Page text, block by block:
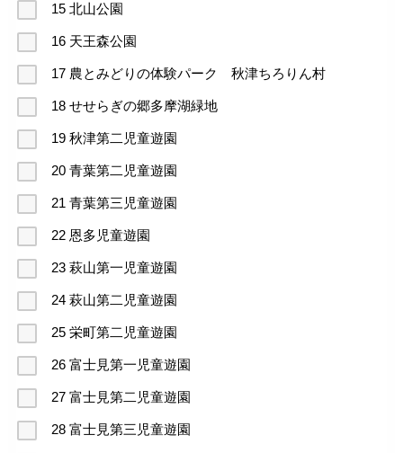
15 北山公園
16 天王森公園
17 農とみどりの体験パーク 秋津ちろりん村
18 せせらぎの郷多摩湖緑地
19 秋津第二児童遊園
20 青葉第二児童遊園
21 青葉第三児童遊園
22 恩多児童遊園
23 萩山第一児童遊園
24 萩山第二児童遊園
25 栄町第二児童遊園
26 富士見第一児童遊園
27 富士見第二児童遊園
28 富士見第三児童遊園